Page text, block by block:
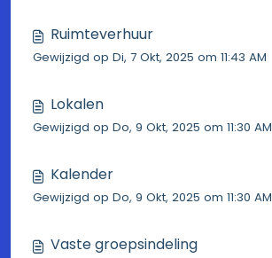
Ruimteverhuur
Gewijzigd op Di, 7 Okt, 2025 om 11:43 AM
Lokalen
Gewijzigd op Do, 9 Okt, 2025 om 11:30 AM
Kalender
Gewijzigd op Do, 9 Okt, 2025 om 11:30 AM
Vaste groepsindeling